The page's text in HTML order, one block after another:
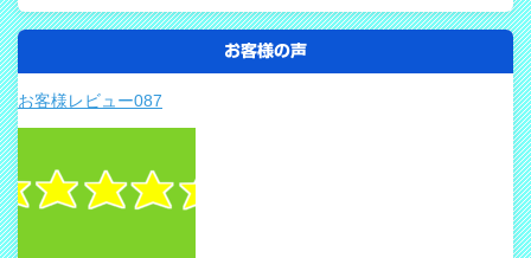
お客様の声
お客様レビュー087